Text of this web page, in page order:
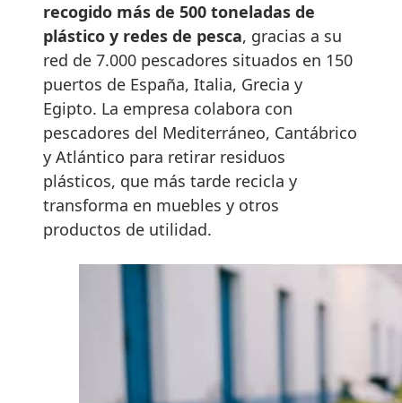
recogido más de 500 toneladas de
plástico y redes de pesca, gracias a su
red de 7.000 pescadores situados en 150
puertos de España, Italia, Grecia y
Egipto. La empresa colabora con
pescadores del Mediterráneo, Cantábrico
y Atlántico para retirar residuos
plásticos, que más tarde recicla y
transforma en muebles y otros
productos de utilidad.